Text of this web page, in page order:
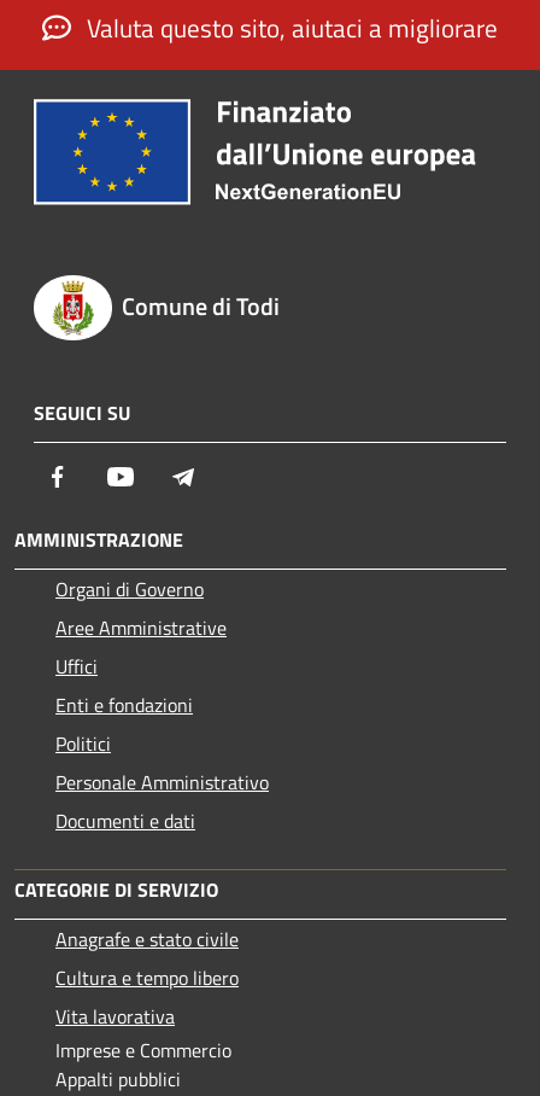
Valuta questo sito, aiutaci a migliorare
Comune di Todi
SEGUICI SU
Facebook Youtube
AMMINISTRAZIONE
Organi di Governo
Aree Amministrative
Uffici
Enti e fondazioni
Politici
Personale Amministrativo
Documenti e dati
CATEGORIE DI SERVIZIO
Anagrafe e stato civile
Cultura e tempo libero
Vita lavorativa
Imprese e Commercio
Appalti pubblici